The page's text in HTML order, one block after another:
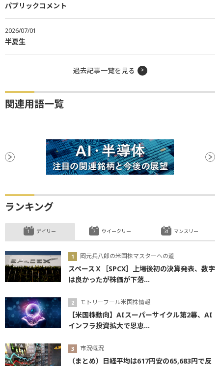
パブリックコメント
2026/07/01
半夏生
過去記事一覧を見る
関連用語一覧
ランキング
デイリー
岡元兵八郎の米国株マスターへの道
スペースＸ［SPCX］上場後初の決算発表、数字
は良かったが株価が下落...
モトリーフール米国株情報
【米国株動向】AIスーパーサイクル第2幕、AI
インフラ投資拡大で恩恵...
市況概況
（まとめ）日経平均は617円安の65,683円で反
ウイークリー マンスリー